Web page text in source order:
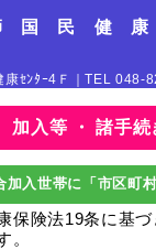
国 民 健
ｾﾝﾀｰ4Ｆ｜TEL 048-
加入等 ・ 諸手
加入世帯に「 市区町
保険法19条に基
。